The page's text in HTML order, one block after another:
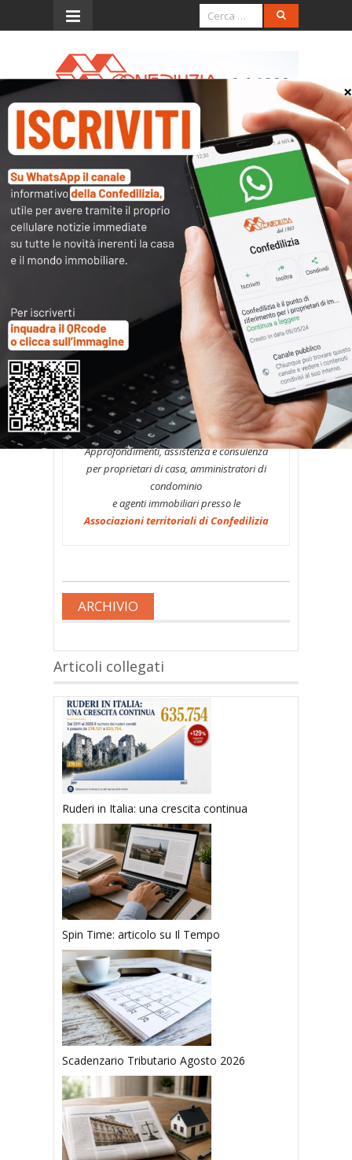
Menu
Imposte sui redditi e
condominio
Quesito
Si chiede se il condominio sia soggetto
alle imposte sui redditi per il canone di
locazione dell’appartamento
condominiale affittato.
Parere
No, soggetti alle imposte in questione
sono solo i singoli condòmini.
* * *
Approfondimenti, assistenza e consulenza
per proprietari di casa, amministratori di
condominio
e agenti immobiliari presso le
Associazioni territoriali di Confedilizia
ARCHIVIO
Articoli collegati
Ruderi in Italia: una crescita continua
Spin Time: articolo su Il Tempo
Scadenzario Tributario Agosto 2026